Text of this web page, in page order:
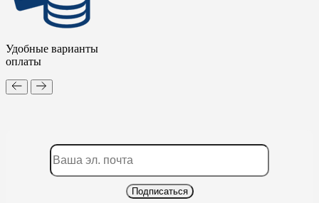
Удобные варианты
оплаты
Подписаться